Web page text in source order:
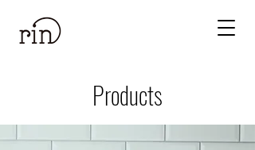
​Products